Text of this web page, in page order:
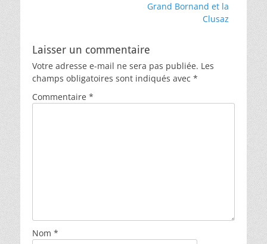
Grand Bornand et la
Clusaz
Laisser un commentaire
Votre adresse e-mail ne sera pas publiée. Les
champs obligatoires sont indiqués avec *
Commentaire *
Nom *